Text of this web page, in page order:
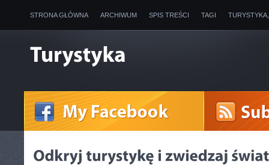
STRONA GŁÓWNA ARCHIWUM SPIS TREŚCI TAGI